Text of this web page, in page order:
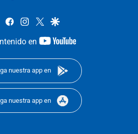
whatsappfacebookinstagram
twittergoogle
en
youtube-
nuestra app en
nuestra app en